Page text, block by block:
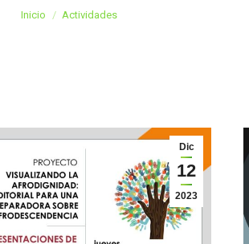
Estás aquí:
Inicio Actividades
Dic
12
2023